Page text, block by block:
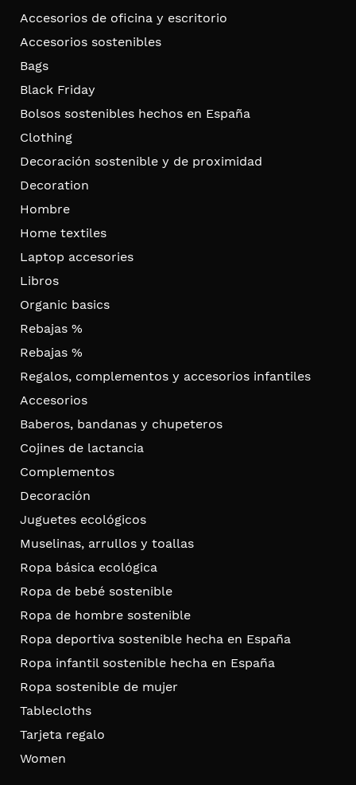
Accesorios de oficina y escritorio
Accesorios sostenibles
Bags
Black Friday
Bolsos sostenibles hechos en España
Clothing
Decoración sostenible y de proximidad
Decoration
Hombre
Home textiles
Laptop accesories
Libros
Organic basics
Rebajas %
Rebajas %
Regalos, complementos y accesorios infantiles
Accesorios
Baberos, bandanas y chupeteros
Cojines de lactancia
Complementos
Decoración
Juguetes ecológicos
Muselinas, arrullos y toallas
Ropa básica ecológica
Ropa de bebé sostenible
Ropa de hombre sostenible
Ropa deportiva sostenible hecha en España
Ropa infantil sostenible hecha en España
Ropa sostenible de mujer
Tablecloths
Tarjeta regalo
Women